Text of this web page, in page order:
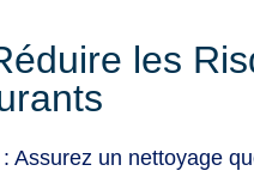
les
: Assurez un nettoyage